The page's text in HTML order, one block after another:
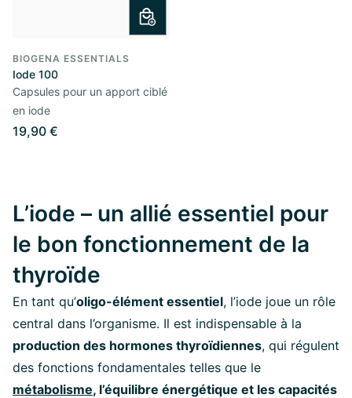
BIOGENA ESSENTIALS
Iode 100
Capsules pour un apport ciblé
en iode
19,90 €
L’iode – un allié essentiel pour
le bon fonctionnement de la
thyroïde
En tant qu’oligo-élément essentiel, l’iode joue un rôle
central dans l’organisme. Il est indispensable à la
production des hormones thyroïdiennes, qui régulent
des fonctions fondamentales telles que le
métabolisme, l’équilibre énergétique et les capacités